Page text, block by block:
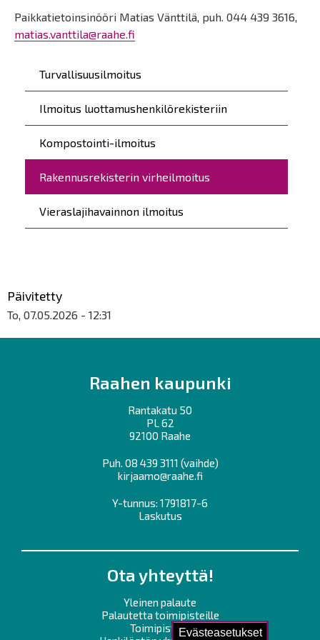
Evästeasetukset
Päävalikko
Turvallisuusilmoitus
Ilmoitus luottamushenkilörekisteriin
Kompostointi-ilmoitus
Rakennusrekisterin virheilmoitus
Vieraslajihavainnon ilmoitus
Paikkatietoinsinööri Matias Vänttilä, puh. 044 439 3616,
matias.vanttila@raahe.fi
Päivitetty
To, 07.05.2026 - 12:31
Raahen kaupunki
Rantakatu 50
PL 62
92100 Raahe
Puh. 08 439 3111 (vaihde)
kirjaamo@raahe.fi
Y-tunnus: 1791817-6
Laskutus
Ota yhteyttä!
Yleinen palaute
Palautetta toimipisteille
Toimipisteet